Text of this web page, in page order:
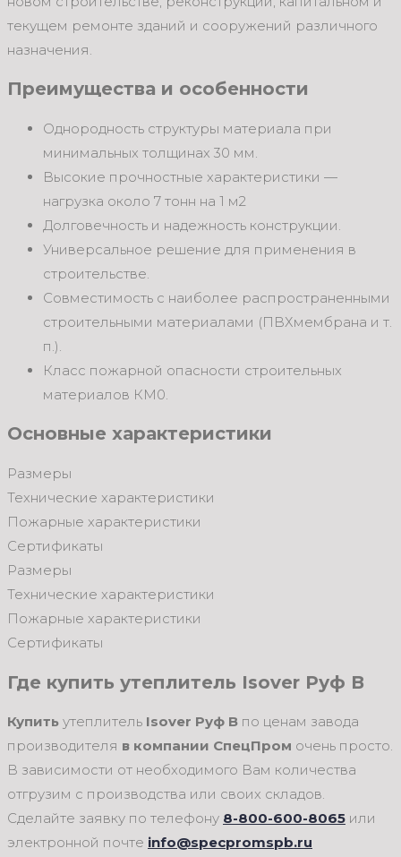
текущем ремонте зданий и сооружений различного
назначения.
Преимущества и особенности
Однородность структуры материала при
минимальных толщинах 30 мм.
Высокие прочностные характеристики —
нагрузка около 7 тонн на 1 м2
Долговечность и надежность конструкции.
Универсальное решение для применения в
строительстве.
Совместимость с наиболее распространенными
строительными материалами (ПВХмембрана и т.
п.).
Класс пожарной опасности строительных
материалов КМ0.
Основные характеристики
Размеры
Технические характеристики
Пожарные характеристики
Сертификаты
Размеры
Технические характеристики
Пожарные характеристики
Сертификаты
Где купить утеплитель Isover Руф В
Купить утеплитель Isover Руф В по ценам завода
производителя в компании СпецПром очень просто.
В зависимости от необходимого Вам количества
отгрузим с производства или своих складов.
Сделайте заявку по телефону 8-800-600-8065 или
электронной почте info@specpromspb.ru